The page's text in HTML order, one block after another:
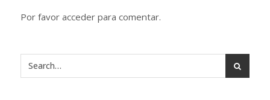
Por favor acceder para comentar.